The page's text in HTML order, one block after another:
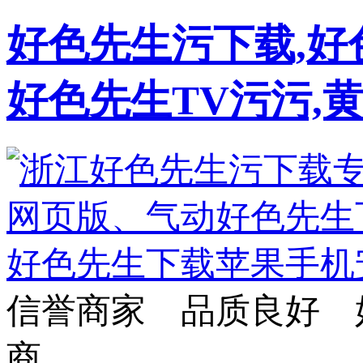
好色先生污下载,
好色先生TV污污,
信誉商家 品质良好